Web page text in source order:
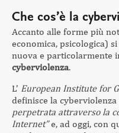
Che cos’è la
Accanto alle forme più
economica, psicologica)
nuova e particolarmente
cyberviolenza.
L’ European Institute for
definisce la cyberviolenza
perpetrata attraverso la
Internet”e, ad oggi, con